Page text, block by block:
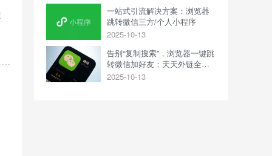
一站式引流解决方案：浏览器
跳转微信三方/个人小程序
2025-10-13
告别“复制搜索”，浏览器一键跳
转微信加好友：天天外链全攻
略
2025-10-13